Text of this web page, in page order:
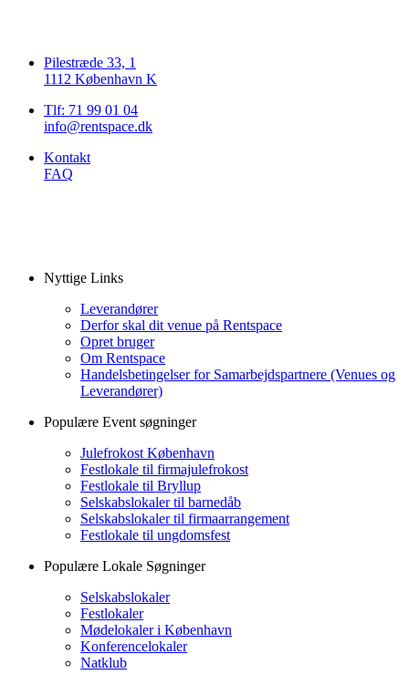
Pilestræde 33, 1
1112 København K
Tlf: 71 99 01 04
info@rentspace.dk
Kontakt
FAQ
Nyttige Links
Leverandører
Derfor skal dit venue på Rentspace
Opret bruger
Om Rentspace
Handelsbetingelser for Samarbejdspartnere (Venues og
Leverandører)
Populære Event søgninger
Julefrokost København
Festlokale til firmajulefrokost
Festlokale til Bryllup
Selskabslokaler til barnedåb
Selskabslokaler til firmaarrangement
Festlokale til ungdomsfest
Populære Lokale Søgninger
Selskabslokaler
Festlokaler
Mødelokaler i København
Konferencelokaler
Natklub